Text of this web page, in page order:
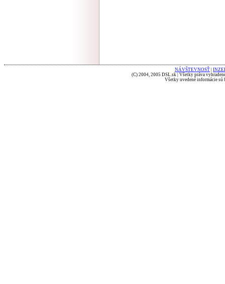
NÁVŠTEVNOSŤ
(C) 2004, 2005 DSL.sk | Všetky práva
Všetky uvedené informácie sú